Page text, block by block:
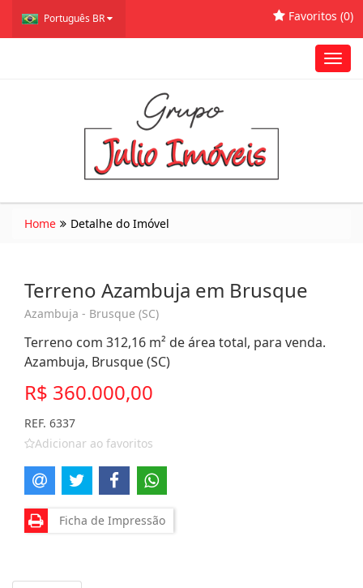
Português BR Favoritos (0)
Home Detalhe do Imóvel
Terreno Azambuja em Brusque
Azambuja - Brusque (SC)
Terreno com 312,16 m² de área total, para venda.
Azambuja, Brusque (SC)
R$ 360.000,00
REF. 6337
Adicionar ao favoritos
Ficha de Impressão